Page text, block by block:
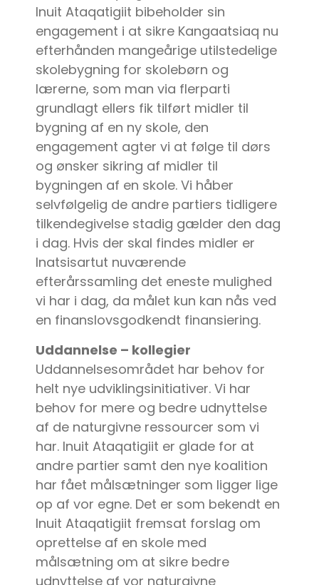
Inuit Ataqatigiit bibeholder sin
engagement i at sikre Kangaatsiaq nu
efterhånden mangeårige utilstedelige
skolebygning for skolebørn og
lærerne, som man via flerparti
grundlagt ellers fik tilført midler til
bygning af en ny skole, den
engagement agter vi at følge til dørs
og ønsker sikring af midler til
bygningen af en skole. Vi håber
selvfølgelig de andre partiers tidligere
tilkendegivelse stadig gælder den dag
i dag. Hvis der skal findes midler er
Inatsisartut nuværende
efterårssamling det eneste mulighed
vi har i dag, da målet kun kan nås ved
en finanslovsgodkendt finansiering.
Uddannelse – kollegier
Uddannelsesområdet har behov for
helt nye udviklingsinitiativer. Vi har
behov for mere og bedre udnyttelse
af de naturgivne ressourcer som vi
har. Inuit Ataqatigiit er glade for at
andre partier samt den nye koalition
har fået målsætninger som ligger lige
op af vor egne. Det er som bekendt en
Inuit Ataqatigiit fremsat forslag om
oprettelse af en skole med
målsætning om at sikre bedre
udnyttelse af vor naturgivne